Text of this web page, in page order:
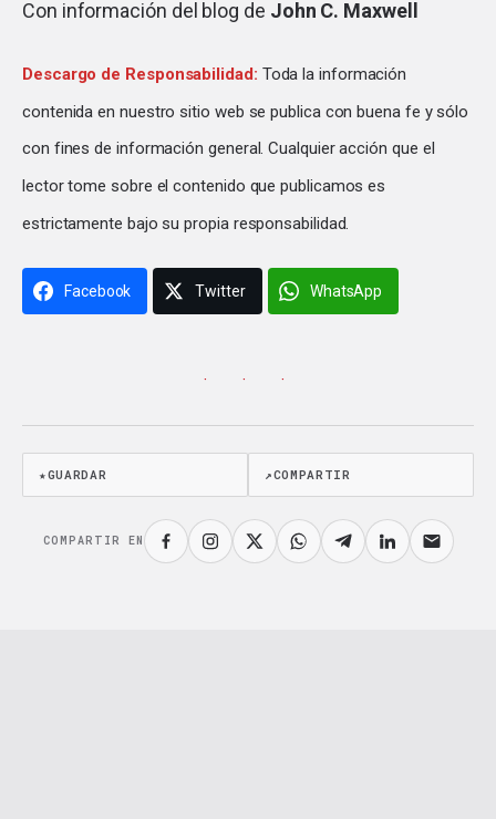
Con información del blog de John C. Maxwell
Descargo de Responsabilidad: Toda la información
contenida en nuestro sitio web se publica con buena fe y sólo
con fines de información general. Cualquier acción que el
lector tome sobre el contenido que publicamos es
estrictamente bajo su propia responsabilidad.
Facebook Twitter WhatsApp
· · ·
★GUARDAR ↗COMPARTIR
COMPARTIR EN